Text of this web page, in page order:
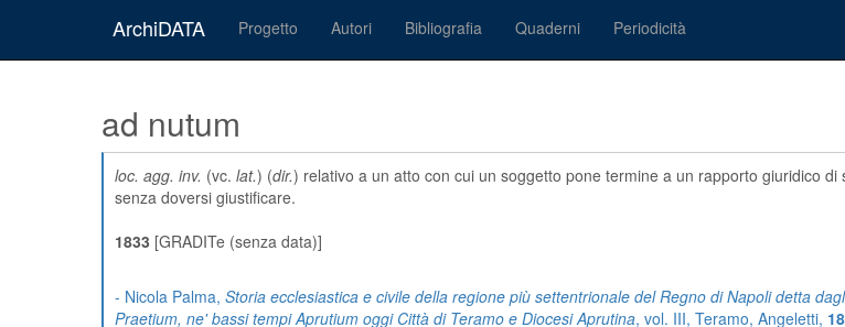
ArchiDATA Progetto Autori Bibliografia Quaderni Periodicità
ad nutum
loc. agg. inv. (vc. lat.) (dir.) relativo a un atto con cui un soggetto pone termine a un rapporto giuridico
senza doversi giustificare.
1833 [GRADITe (senza data)]
- Nicola Palma, Storia ecclesiastica e civile della regione più settentrionale del Regno di Napoli detta
Praetium, ne' bassi tempi Aprutium oggi Città di Teramo e Diocesi Aprutina, vol. III, Teramo, Angeletti,